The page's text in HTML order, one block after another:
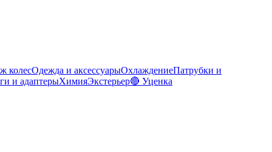
колесОдежда и аксессуарыОхлаждениеПатрубки и
и адаптерыХимияЭкстерьер🔴 Уценка